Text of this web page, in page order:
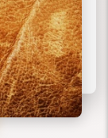
ПОДРОБНЕЕ